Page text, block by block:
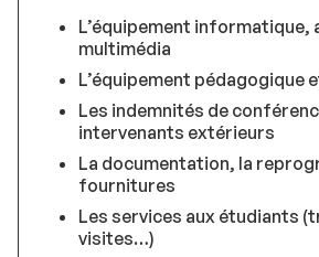
L’équipement informatique,
multimédia
L’équipement pédagogique
Les indemnités de
intervenants extérieurs
La documentation, la
fournitures
Les services aux étudiants
visites…)